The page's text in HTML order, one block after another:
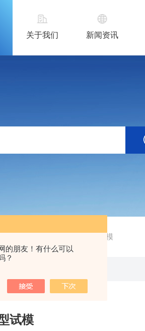
的朋友！有什么可以
？
关于我们 新闻资讯
砖类仪器 / 砂基透水砖成型试模
试模